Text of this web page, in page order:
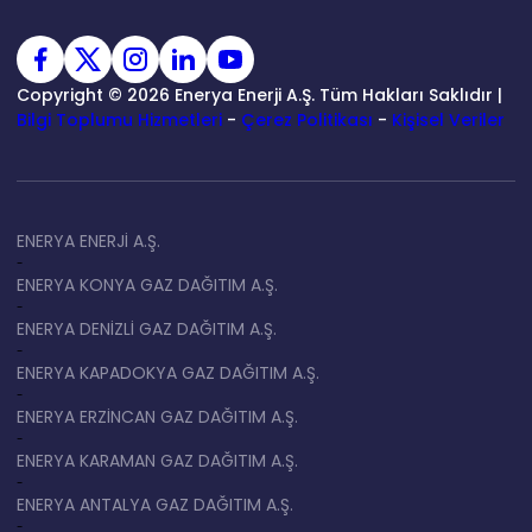
Copyright © 2026 Enerya Enerji A.Ş. Tüm Hakları Saklıdır |
Bilgi Toplumu Hizmetleri - Çerez Politikası - Kişisel Veriler
ENERYA ENERJİ A.Ş.
-
ENERYA KONYA GAZ DAĞITIM A.Ş.
-
ENERYA DENİZLİ GAZ DAĞITIM A.Ş.
-
ENERYA KAPADOKYA GAZ DAĞITIM A.Ş.
-
ENERYA ERZİNCAN GAZ DAĞITIM A.Ş.
-
ENERYA KARAMAN GAZ DAĞITIM A.Ş.
-
ENERYA ANTALYA GAZ DAĞITIM A.Ş.
-